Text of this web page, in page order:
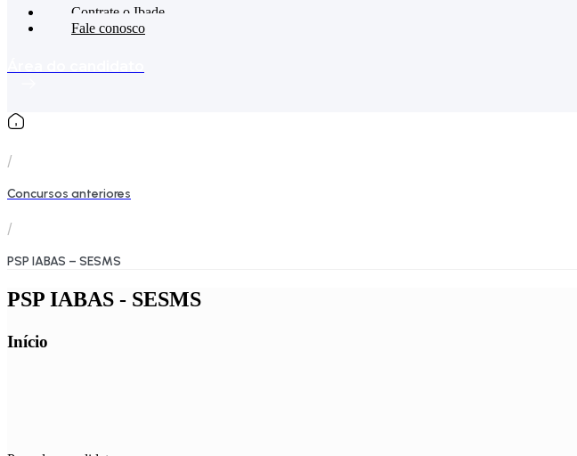
Contrate o Ibade
Fale conosco
/
Concursos anteriores
/
PSP IABAS – SESMS
PSP IABAS - SESMS
Início